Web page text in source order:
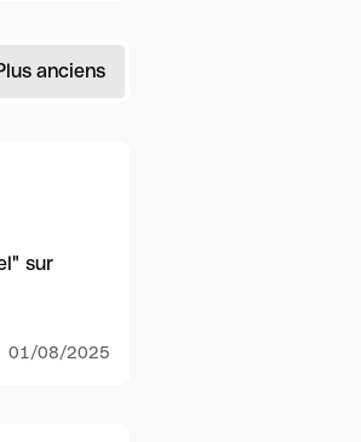
anciens
sur
01/08/2025